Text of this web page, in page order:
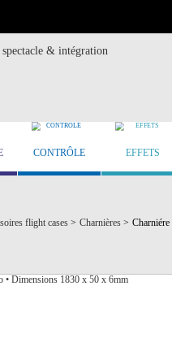
spectacle & intégration
CONTRÔLE EFFETS
flight cases > Charnières >